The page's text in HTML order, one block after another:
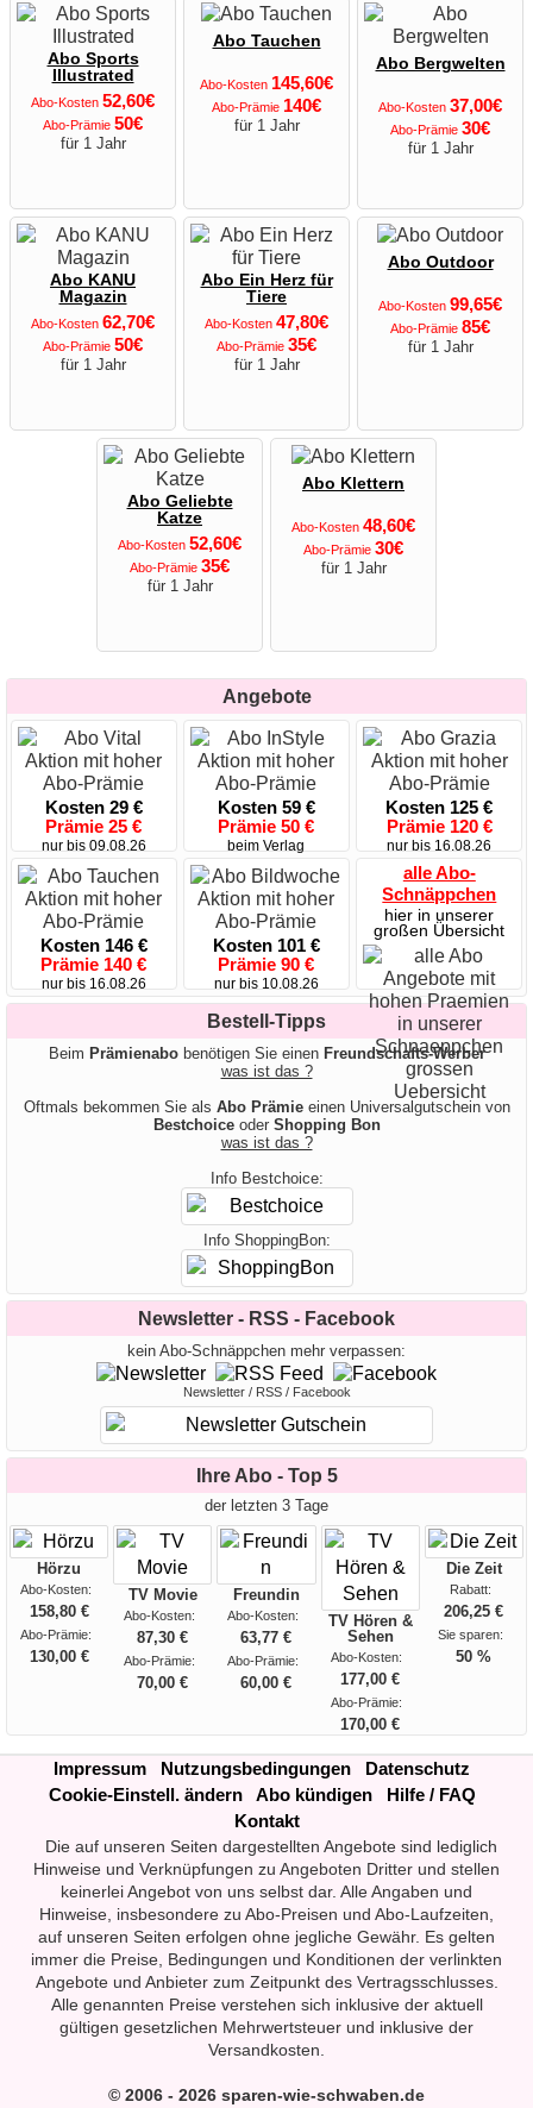
Abo Sports
Illustrated
Abo-Kosten 52,60€
Abo-Prämie 50€
für 1 Jahr
Abo Tauchen
Abo-Kosten 145,60€
Abo-Prämie 140€
für 1 Jahr
Abo Bergwelten
Abo-Kosten 37,00€
Abo-Prämie 30€
für 1 Jahr
Abo KANU
Magazin
Abo-Kosten 62,70€
Abo-Prämie 50€
für 1 Jahr
Abo Ein Herz für
Tiere
Abo-Kosten 47,80€
Abo-Prämie 35€
für 1 Jahr
Abo Outdoor
Abo-Kosten 99,65€
Abo-Prämie 85€
für 1 Jahr
Abo Geliebte
Katze
Abo-Kosten 52,60€
Abo-Prämie 35€
für 1 Jahr
Abo Klettern
Abo-Kosten 48,60€
Abo-Prämie 30€
für 1 Jahr
Angebote
Kosten 29 €
Prämie 25 €
nur bis 09.08.26
Kosten 59 €
Prämie 50 €
beim Verlag
Kosten 125 €
Prämie 120 €
nur bis 16.08.26
Kosten 146 €
Prämie 140 €
nur bis 16.08.26
Kosten 101 €
Prämie 90 €
nur bis 10.08.26
alle Abo-
Schnäppchen
hier in unserer
großen Übersicht
Bestell-Tipps
Beim Prämienabobenötigen Sie einen Freundschafts-Werber
was ist das ?
Oftmals bekommen Sie als Abo Prämieeinen Universalgutschein von
Bestchoiceoder Shopping Bon
was ist das ?
Info Bestchoice:
Info ShoppingBon:
Newsletter - RSS - Facebook
kein Abo-Schnäppchen mehr verpassen:
Newsletter / RSS / Facebook
Ihre Abo - Top 5
der letzten 3 Tage
Hörzu
Abo-Kosten:
158,80 €
Abo-Prämie:
130,00 €
TV Movie
Abo-Kosten:
87,30 €
Abo-Prämie:
70,00 €
Freundin
Abo-Kosten:
63,77 €
Abo-Prämie:
60,00 €
TV Hören &
Sehen
Abo-Kosten:
177,00 €
Abo-Prämie:
170,00 €
Die Zeit
Rabatt:
206,25 €
Sie sparen:
50 %
Impressum Nutzungsbedingungen
Datenschutz
Cookie-Einstell. ändern
Abo kündigen
Hilfe / FAQ
Kontakt
Die auf unseren Seiten dargestellten Angebote sind lediglich
Hinweise und Verknüpfungen zu Angeboten Dritter und stellen
keinerlei Angebot von uns selbst dar. Alle Angaben und
Hinweise, insbesondere zu Abo-Preisen und Abo-Laufzeiten,
auf unseren Seiten erfolgen ohne jegliche Gewähr. Es gelten
immer die Preise, Bedingungen und Konditionen der verlinkten
Angebote und Anbieter zum Zeitpunkt des Vertragsschlusses.
Alle genannten Preise verstehen sich inklusive der aktuell
gültigen gesetzlichen Mehrwertsteuer und inklusive der
Versandkosten.
© 2006 - 2026 sparen-wie-schwaben.de